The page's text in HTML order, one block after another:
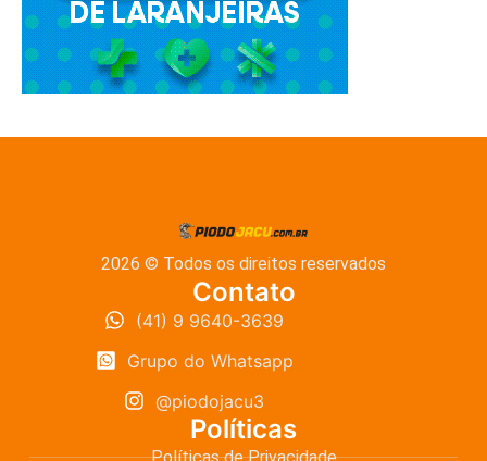
2026 © Todos os direitos reservados
Contato
(41) 9 9640-3639
Grupo do Whatsapp
@piodojacu3
Políticas